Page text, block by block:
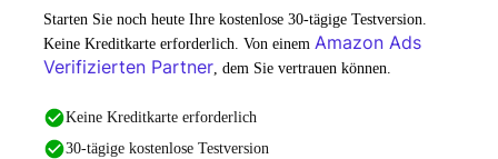
Starten Sie noch heute Ihre kostenlose 30-tägige Testversion.
Keine Kreditkarte erforderlich. Von einem Amazon Ads
Verifizierten Partner, dem Sie vertrauen können.
Keine Kreditkarte erforderlich
30-tägige kostenlose Testversion